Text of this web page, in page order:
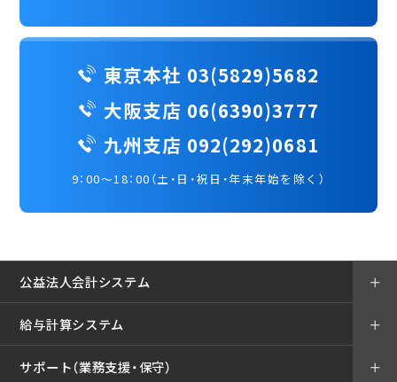
東京本社 03(5829)5682
大阪支店 06(6390)3777
九州支店 092(292)0681
9：00～18：00（土・日・祝日・年末年始を除く）
公益法人会計システム ＋
給与計算システム ＋
サポート（業務支援・保守） ＋